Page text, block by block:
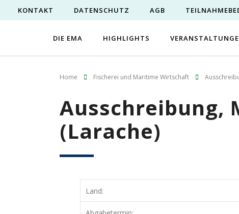
KONTAKT DATENSCHUTZ AGB
DIE EMA HIGHLIGHTS
Home Fischerei und Maritime Wirtschaft
Ausschreibung,
(Larache)
Land: